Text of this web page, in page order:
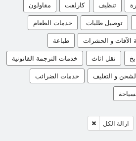
تنظيف كارلفت مقاولون
توصيل طلبات خدمات الطعام
الآفات و الحشرات طباعة
نقل اثاث خدمات الترجمة القانونية
و التغليف خدمات الضرائب
ازالة الكل